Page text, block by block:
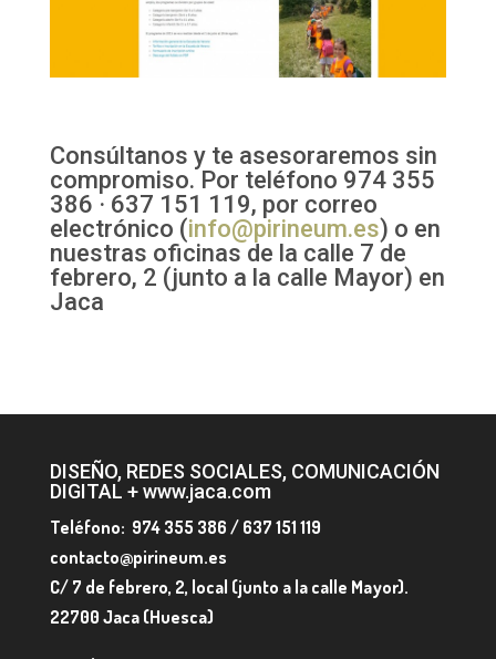
Consúltanos y te asesoraremos sin
compromiso. Por teléfono 974 355
386 · 637 151 119, por correo
electrónico (info@pirineum.es) o en
nuestras oficinas de la calle 7 de
febrero, 2 (junto a la calle Mayor) en
Jaca
DISEÑO, REDES SOCIALES, COMUNICACIÓN
DIGITAL + www.jaca.com
Teléfono: 974 355 386 / 637 151 119
contacto@pirineum.es
C/ 7 de febrero, 2, local (junto a la calle Mayor).
22700 Jaca (Huesca)